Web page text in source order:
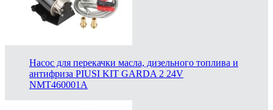
Насос для перекачки масла, дизельного топлива и
антифриза PIUSI KIT GARDA 2 24V
NMT460001A